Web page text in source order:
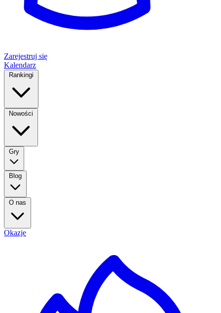
Zarejestruj się
Kalendarz
Rankingi
Nowości
Gry
Blog
O nas
Okazje